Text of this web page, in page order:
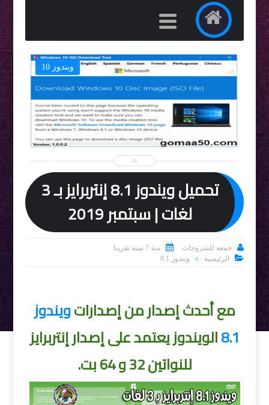
ويندوز 10
تحميل ويندوز 8.1 إنتربرايز بـ 3
لغات | سبتمبر 2019
 جمعه للشروحات 
منذ 7 سنه تقريبا

الرئيسية > ويندوز 8.1
مع أحدث إصدار من إصداراتويندوز
8.1الويندوز يعتمد على إصدار إنتربرايز
للنواتين 32 و 64 بت.